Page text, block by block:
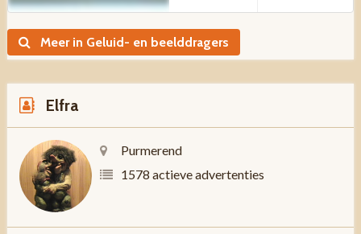
Meer in Geluid- en beelddragers
Elfra
Purmerend
1578 actieve advertenties